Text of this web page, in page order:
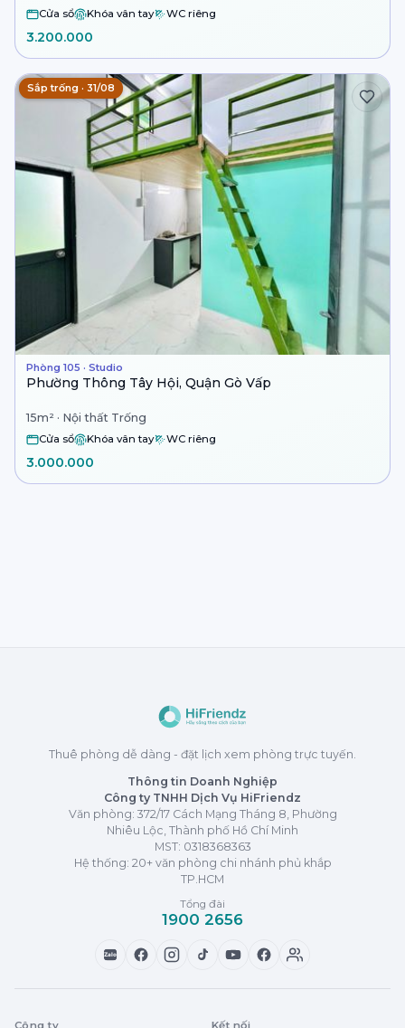
Cửa sổ Khóa vân tay WC riêng
3.200.000
Sắp trống · 31/08
Phòng 105 · Studio
Phường Thông Tây Hội, Quận Gò Vấp
15m² · Nội thất Trống
Cửa sổ Khóa vân tay WC riêng
3.000.000
Thuê phòng dễ dàng - đặt lịch xem phòng trực tuyến.
Thông tin Doanh Nghiệp
Công ty TNHH Dịch Vụ HiFriendz
Văn phòng: 372/17 Cách Mạng Tháng 8, Phường
Nhiêu Lộc, Thành phố Hồ Chí Minh
MST: 0318368363
Hệ thống: 20+ văn phòng chi nhánh phủ khắp
TP.HCM
Tổng đài
1900 2656
Zalo
Công ty Kết nối